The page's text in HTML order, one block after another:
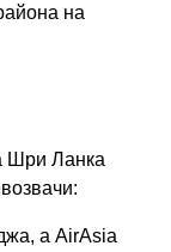
на
Шри Ланка
а AirAsia